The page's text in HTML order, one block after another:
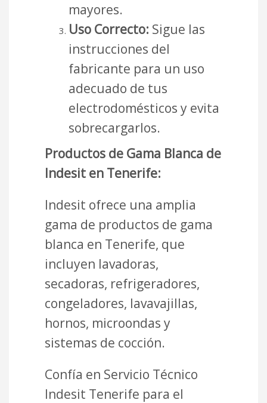
mayores.
Uso Correcto: Sigue las
instrucciones del
fabricante para un uso
adecuado de tus
electrodomésticos y evita
sobrecargarlos.
Productos de Gama Blanca de
Indesit en Tenerife:
Indesit ofrece una amplia
gama de productos de gama
blanca en Tenerife, que
incluyen lavadoras,
secadoras, refrigeradores,
congeladores, lavavajillas,
hornos, microondas y
sistemas de cocción.
Confía en Servicio Técnico
Indesit Tenerife para el